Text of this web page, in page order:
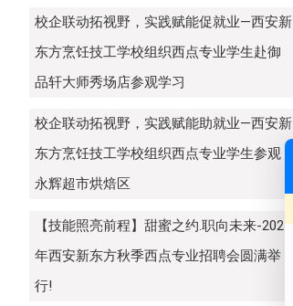
校企联动拓视野，实践赋能促就业—西安新
东方烹饪技工学校组织西点专业学生赴御
品轩大师秀场店参观学习
校企联动拓视野，实践赋能助就业—西安新
东方烹饪技工学校组织西点专业学生参观
永辉超市烘焙区
【技能照亮前程】甜蜜之约.职向未来-2025
年西安新东方秋季西点专业招聘会圆满举
行!